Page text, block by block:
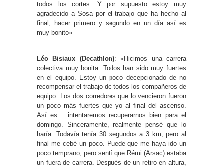
todos los cortes. Y por supuesto estoy muy
agradecido a Sosa por el trabajo que ha hecho al
final, hacer primero y segundo en un día así es
muy bonito»
Léo Bisiaux (Decathlon): «Hicimos una carrera
colectiva muy bonita. Todos han sido muy fuertes
en el equipo. Estoy un poco decepcionado de no
recompensar el trabajo de todos los compañeros de
equipo. Los dos corredores que lo vencieron fueron
un poco más fuertes que yo al final del ascenso.
Así es… intentaremos recuperarnos bien para el
domingo. Sinceramente, realmente pensé que lo
haría. Todavía tenía 30 segundos a 3 km, pero al
final me cebé un poco. Puede que me haya ido un
poco temprano, pero sentí que Rémi (Arsac) estaba
un fuera de carrera. Después de un retiro en altura,